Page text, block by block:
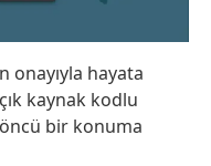
onayıyla hayata
kaynak kodlu
bir konuma